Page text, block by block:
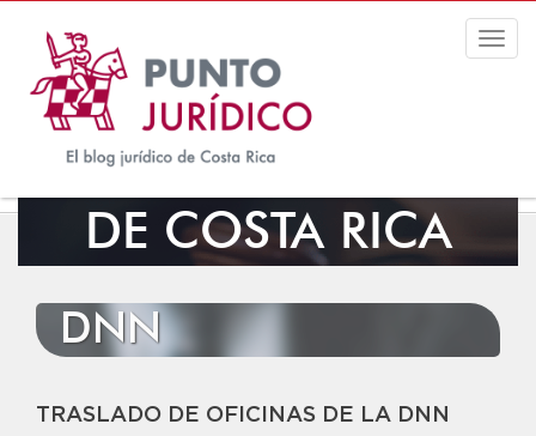
EL BLOG JURÍDICO
DE COSTA RICA
DNN
TRASLADO DE OFICINAS DE LA DNN